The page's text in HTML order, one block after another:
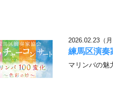
2026.02.23（月
練馬区演奏
マリンバの魅